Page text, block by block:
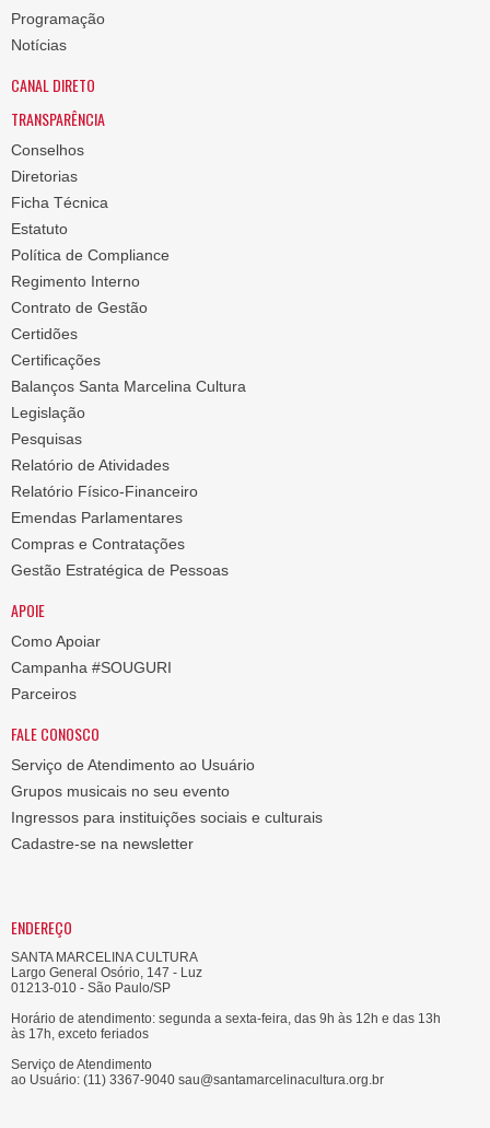
Programação
Notícias
CANAL DIRETO
TRANSPARÊNCIA
Conselhos
Diretorias
Ficha Técnica
Estatuto
Política de Compliance
Regimento Interno
Contrato de Gestão
Certidões
Certificações
Balanços Santa Marcelina Cultura
Legislação
Pesquisas
Relatório de Atividades
Relatório Físico-Financeiro
Emendas Parlamentares
Compras e Contratações
Gestão Estratégica de Pessoas
APOIE
Como Apoiar
Campanha #SOUGURI
Parceiros
FALE CONOSCO
Serviço de Atendimento ao Usuário
Grupos musicais no seu evento
Ingressos para instituições sociais e culturais
Cadastre-se na newsletter
ENDEREÇO
SANTA MARCELINA CULTURA
Largo General Osório, 147 - Luz
01213-010 - São Paulo/SP
Horário de atendimento: segunda a sexta-feira, das 9h às 12h e das 13h
às 17h, exceto feriados
Serviço de Atendimento
ao Usuário: (11) 3367-9040 sau@santamarcelinacultura.org.br